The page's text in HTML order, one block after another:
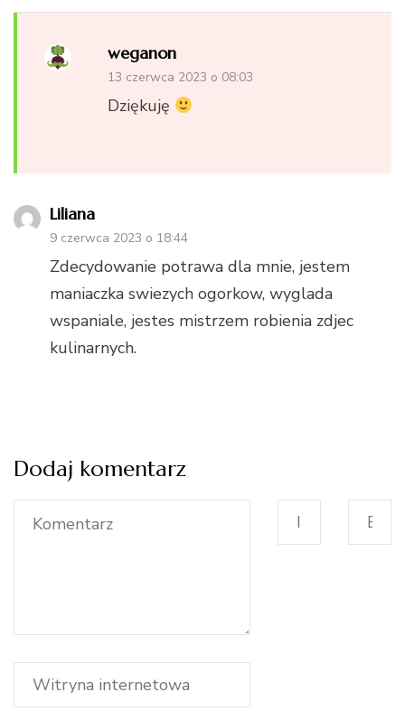
weganon
13 czerwca 2023 o 08:03
Dziękuję
Liliana
9 czerwca 2023 o 18:44
Zdecydowanie potrawa dla mnie, jestem
maniaczka swiezych ogorkow, wyglada
wspaniale, jestes mistrzem robienia zdjec
kulinarnych.
Dodaj komentarz